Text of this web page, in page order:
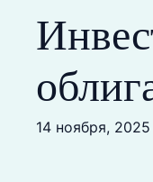
14 ноября, 2025